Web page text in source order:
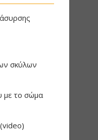
σκύλων
με το σώμα